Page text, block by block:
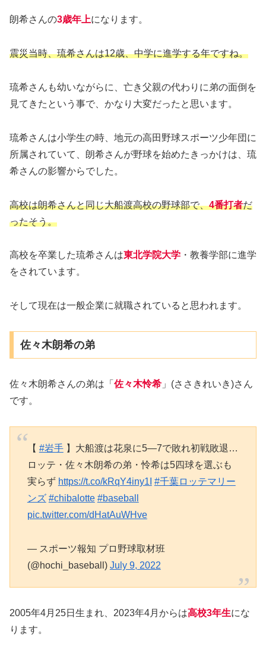
朗希さんの3歳年上になります。
震災当時、琉希さんは12歳、中学に進学する年ですね。
琉希さんも幼いながらに、亡き父親の代わりに弟の面倒を
見てきたという事で、かなり大変だったと思います。
琉希さんは小学生の時、地元の高田野球スポーツ少年団に
所属されていて、朗希さんが野球を始めたきっかけは、琉
希さんの影響からでした。
高校は朗希さんと同じ大船渡高校の野球部で、4番打者だ
ったそう。
高校を卒業した琉希さんは東北学院大学 ・教養学部に進学
をされています。
そして現在は一般企業に就職されていると思われます。
佐々木朗希の弟
佐々木朗希さんの弟は「 佐々木怜希 」(ささきれいき)さん
です。
【 #岩手】大船渡は花泉に5―7で敗れ初戦敗退…
ロッテ・佐々木朗希の弟・怜希は5四球を選ぶも
実らず https://t.co/kRqY4iny1I #千葉ロッテマリー
ンズ #chibalotte #baseball
pic.twitter.com/dHatAuWHve
— スポーツ報知 プロ野球取材班
(@hochi_baseball) July 9, 2022
2005年4月25日生まれ、2023年4月からは高校3年生にな
ります。